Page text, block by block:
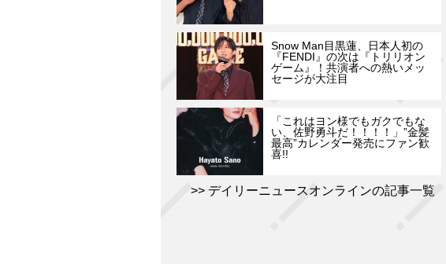
Snow Man目黒蓮、日本人初の
『FENDI』の次は『トリリオン
ゲーム』！共演者への熱いメッ
セージが大注目
「これはヨン様でもガクでもな
い、佐野勇斗だ！！！！」”金髪
最高”カレンダー発売にファン歓
喜!!
デイリーニュースオンラインの記事一覧